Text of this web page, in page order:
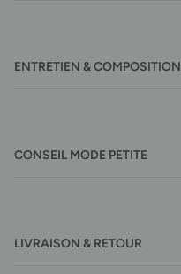
ENTRETIEN & COMPOSITION
CONSEIL MODE PETITE
LIVRAISON & RETOUR